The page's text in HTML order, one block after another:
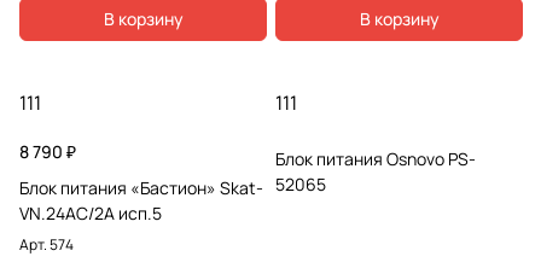
В корзину В корзину
111
8 790 ₽
Блок питания «Бастион» Skat-
VN.24AC/2А исп.5
Арт.574
111
Блок питания Osnovo PS-
52065